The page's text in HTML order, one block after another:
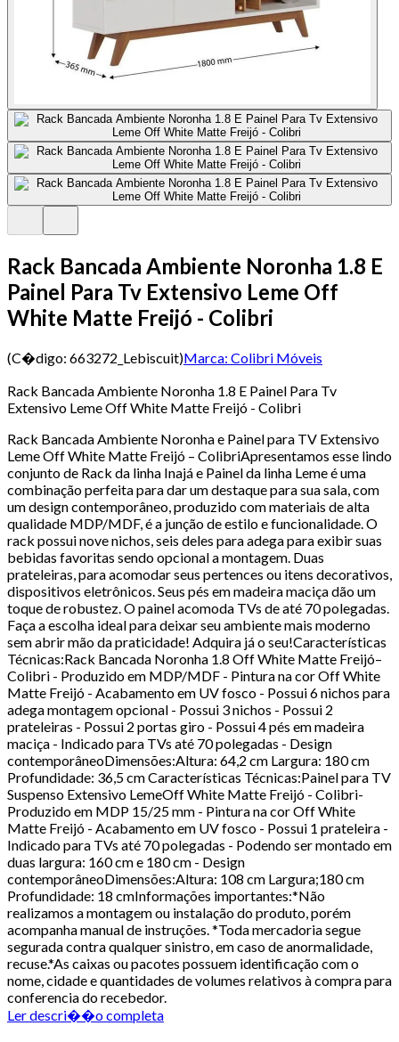
Rack Bancada Ambiente Noronha 1.8 E
Painel Para Tv Extensivo Leme Off
White Matte Freijó - Colibri
(C�digo: 663272_Lebiscuit)Marca: Colibri Móveis
Rack Bancada Ambiente Noronha 1.8 E Painel Para Tv
Extensivo Leme Off White Matte Freijó - Colibri
Rack Bancada Ambiente Noronha e Painel para TV Extensivo
Leme Off White Matte Freijó – ColibriApresentamos esse lindo
conjunto de Rack da linha Inajá e Painel da linha Leme é uma
combinação perfeita para dar um destaque para sua sala, com
um design contemporâneo, produzido com materiais de alta
qualidade MDP/MDF, é a junção de estilo e funcionalidade. O
rack possui nove nichos, seis deles para adega para exibir suas
bebidas favoritas sendo opcional a montagem. Duas
prateleiras, para acomodar seus pertences ou itens decorativos,
dispositivos eletrônicos. Seus pés em madeira maciça dão um
toque de robustez. O painel acomoda TVs de até 70 polegadas.
Faça a escolha ideal para deixar seu ambiente mais moderno
sem abrir mão da praticidade! Adquira já o seu!Características
Técnicas:Rack Bancada Noronha 1.8 Off White Matte Freijó–
Colibri - Produzido em MDP/MDF - Pintura na cor Off White
Matte Freijó - Acabamento em UV fosco - Possui 6 nichos para
adega montagem opcional - Possui 3 nichos - Possui 2
prateleiras - Possui 2 portas giro - Possui 4 pés em madeira
maciça - Indicado para TVs até 70 polegadas - Design
contemporâneoDimensões:Altura: 64,2 cm Largura: 180 cm
Profundidade: 36,5 cm Características Técnicas:Painel para TV
Suspenso Extensivo LemeOff White Matte Freijó - Colibri-
Produzido em MDP 15/25 mm - Pintura na cor Off White
Matte Freijó - Acabamento em UV fosco - Possui 1 prateleira -
Indicado para TVs até 70 polegadas - Podendo ser montado em
duas largura: 160 cm e 180 cm - Design
contemporâneoDimensões:Altura: 108 cm Largura;180 cm
Profundidade: 18 cmInformações importantes:*Não
realizamos a montagem ou instalação do produto, porém
acompanha manual de instruções. *Toda mercadoria segue
segurada contra qualquer sinistro, em caso de anormalidade,
recuse.*As caixas ou pacotes possuem identificação com o
nome, cidade e quantidades de volumes relativos à compra para
conferencia do recebedor.
Ler descri��o completa